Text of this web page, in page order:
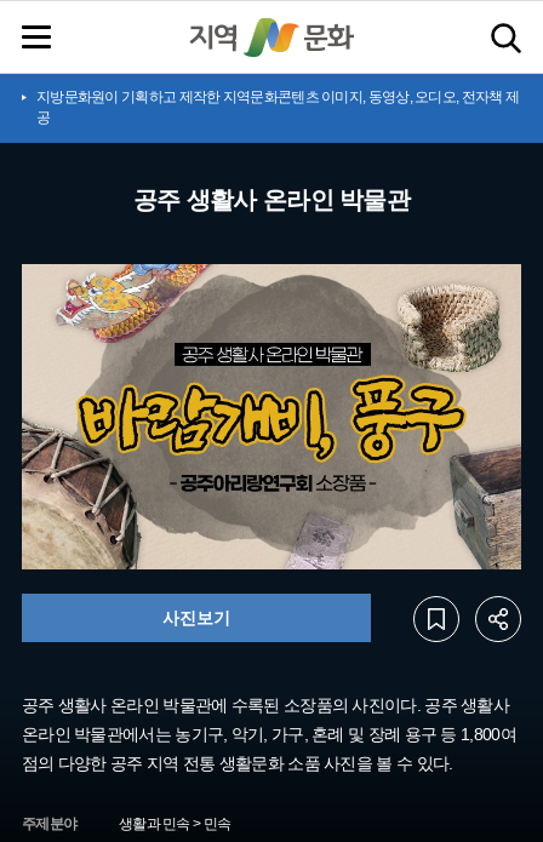
지방문화원이 기획하고 제작한 지역문화콘텐츠 이미지, 동영상, 오디오, 전자책 제
공
공주 생활사 온라인 박물관
공주 생활사 온라인 박물관에 수록된 소장품의 사진이다. 공주 생활사
온라인 박물관에서는 농기구, 악기, 가구, 혼례 및 장례 용구 등 1,800여
점의 다양한 공주 지역 전통 생활문화 소품 사진을 볼 수 있다.
주제분야
생활과 민속 > 민속
사진보기